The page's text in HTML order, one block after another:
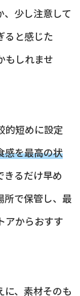
、少し注意して
ると感じた
もしれませ
的短めに設定
感を最高の状
きるだけ早め
所で保管し、最
アからおすす
に、素材そのも